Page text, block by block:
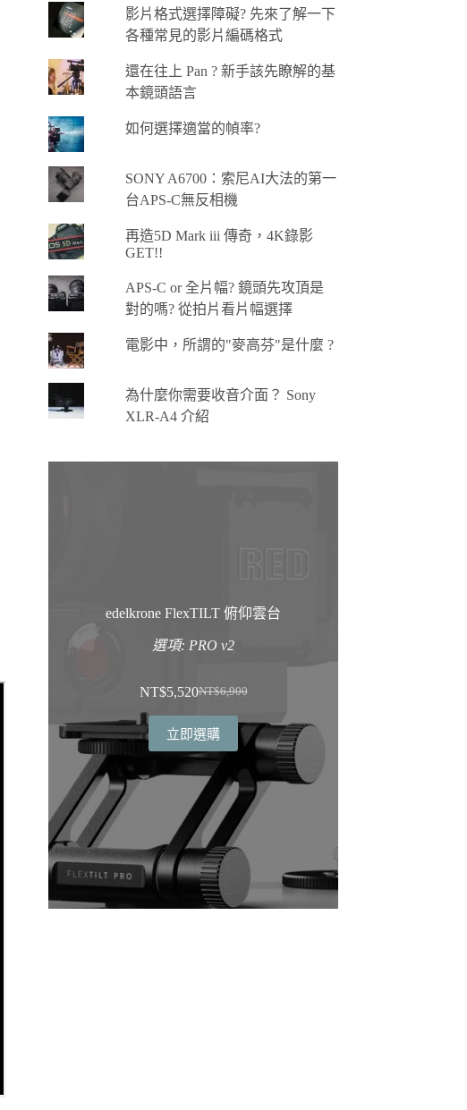
影片格式選擇障礙? 先來了解一下
各種常見的影片編碼格式
還在往上 Pan ? 新手該先瞭解的基
本鏡頭語言
如何選擇適當的幀率?
SONY A6700：索尼AI大法的第一
台APS-C無反相機
再造5D Mark iii 傳奇，4K錄影
GET!!
APS-C or 全片幅? 鏡頭先攻頂是
對的嗎? 從拍片看片幅選擇
電影中，所謂的"麥高芬"是什麼 ?
為什麼你需要收音介面？ Sony
XLR-A4 介紹
edelkrone FlexTILT 俯仰雲台
選項: PRO v2
NT$6,900
原
始
價
格：
NT$6,900。
NT$5,520目
前
價
格：
NT$5,520。
立即選購